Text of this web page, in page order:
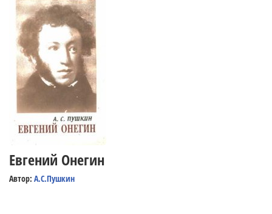
Евгений Онегин
Автор: А.С.Пушкин